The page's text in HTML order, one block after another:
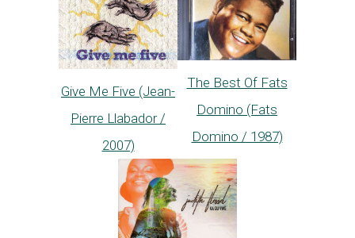
Give Me Five (Jean-
Pierre Llabador /
2007)
The Best Of Fats
Domino (Fats
Domino / 1987)